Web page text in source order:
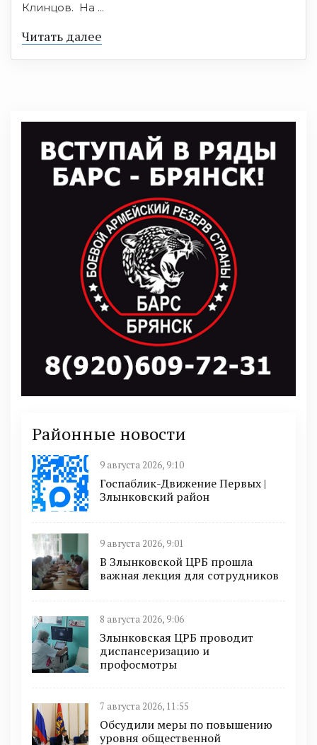
Клинцов. На ...
Читать далее
Районные новости
9 августа 2026, 9:10
Госпаблик-Движение Первых |
Злынковский район
9 августа 2026, 9:01
В Злынковской ЦРБ прошла
важная лекция для сотрудников
8 августа 2026, 9:06
Злынковская ЦРБ проводит
диспансеризацию и
профосмотры
7 августа 2026, 11:55
Обсудили меры по повышению
уровня общественной